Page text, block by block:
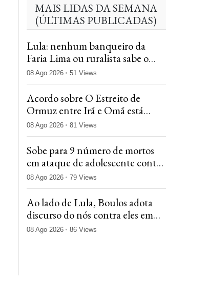
MAIS LIDAS DA SEMANA
(ÚLTIMAS PUBLICADAS)
Lula: nenhum banqueiro da
Faria Lima ou ruralista sabe o
que é acordar com rato nadando
em casa
08 Ago 2026 51 Views
Acordo sobre O Estreito de
Ormuz entre Irã e Omã está
próximo, diz agência iraniana
08 Ago 2026 81 Views
Sobe para 9 número de mortos
em ataque de adolescente contra
escola na Tailândia
08 Ago 2026 79 Views
Ao lado de Lula, Boulos adota
discurso do nós contra eles em
evento do MTST
08 Ago 2026 86 Views